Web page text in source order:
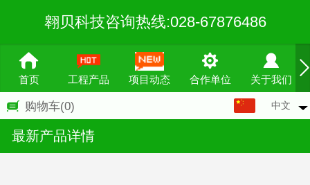
翱贝科技咨询热线:028-67876486
首页 工程产品 项目动态 合作单位 关于我们
购物车(0) 中文
最新产品详情